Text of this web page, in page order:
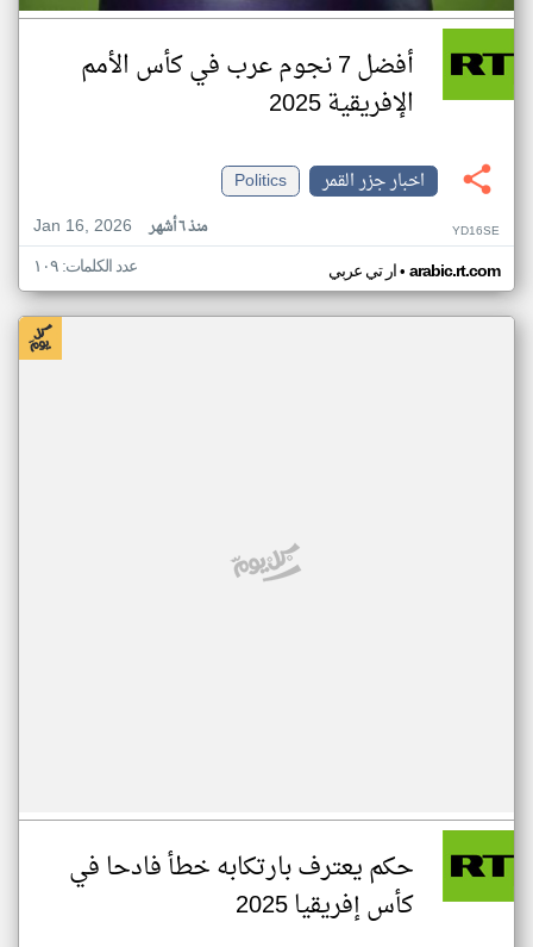
أفضل 7 نجوم عرب في كأس الأمم
الإفريقية 2025
اخبار جزر القمر
Politics
Jan 16, 2026
منذ ٦ أشهر YD16SE
ار تي عربي• arabic.rt.com عدد الكلمات: ١٠٩
حكم يعترف بارتكابه خطأ فادحا في
كأس إفريقيا 2025